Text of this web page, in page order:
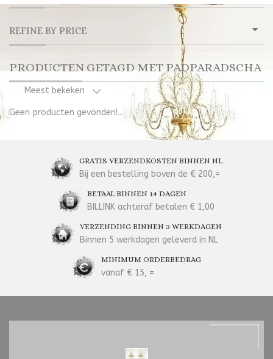
REFINE BY PRICE
PRODUCTEN GETAGD MET PADPARADSCHA
Meest bekeken
Geen producten gevonden!...
GRATIS VERZENDKOSTEN BINNEN NL
Bij een bestelling boven de € 200,=
BETAAL BINNEN 14 DAGEN
BILLINK achteraf betalen € 1,00
VERZENDING BINNEN 3 WERKDAGEN
Binnen 5 werkdagen geleverd in NL
MINIMUM ORDERBEDRAG
vanaf € 15, =